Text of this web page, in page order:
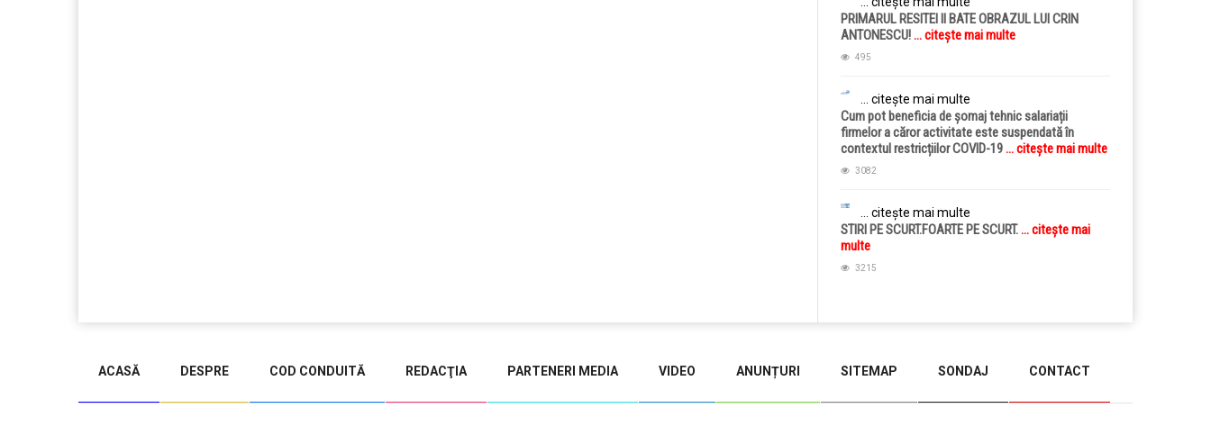
PRIMARUL RESITEI II BATE OBRAZUL LUI CRIN
ANTONESCU!... citește mai multe
495
... citește mai multe
Cum pot beneficia de șomaj tehnic salariații
firmelor a căror activitate este suspendată în
contextul restricțiilor COVID-19... citește mai multe
3082
... citește mai multe
STIRI PE SCURT.FOARTE PE SCURT.... citește mai
multe
3215
ACASĂ DESPRE COD CONDUITĂ REDACŢIA PARTENERI MEDIA VIDEO ANUNȚURI SITEMAP SONDAJ CONTACT